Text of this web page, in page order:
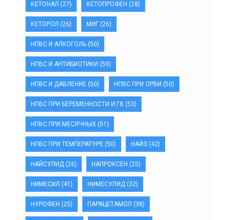
КЕТОНАЛ (27) КЕТОПРОФЕН (28)
КЕТОРОЛ (26) МИГ (26)
НПВС И АЛКОГОЛЬ (50)
НПВС И АНТИБИОТИКИ (50)
НПВС И ДАВЛЕНИЕ (50) НПВС ПРИ ОРВИ (50)
НПВС ПРИ БЕРЕМЕННОСТИ И ГВ (53)
НПВС ПРИ МЕСЯЧНЫХ (51)
НПВС ПРИ ТЕМПЕРАТУРЕ (50) НАЙЗ (42)
НАЙСУЛИД (26) НАПРОКСЕН (25)
НИМЕСИЛ (41) НИМЕСУЛИД (32)
НУРОФЕН (25) ПАРАЦЕТАМОЛ (38)